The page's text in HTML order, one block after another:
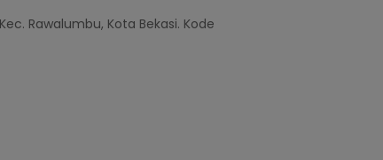
Rawalumbu, Kota Bekasi. Kode